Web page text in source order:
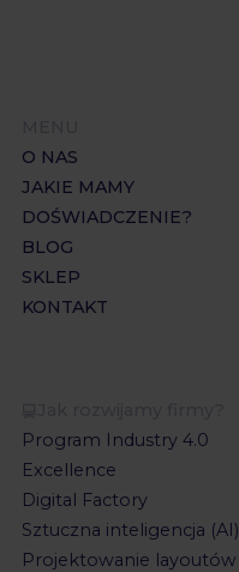
O NAS
JAKIE MAMY
DOŚWIADCZENIE?
BLOG
SKLEP
KONTAKT
Program Industry 4.0
Excellence
Digital Factory
Sztuczna inteligencja (AI)
Projektowanie layoutów